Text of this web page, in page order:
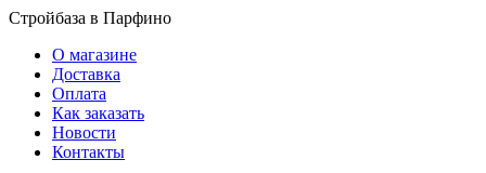
Стройбаза в Парфино
О магазине
Доставка
Оплата
Как заказать
Новости
Контакты